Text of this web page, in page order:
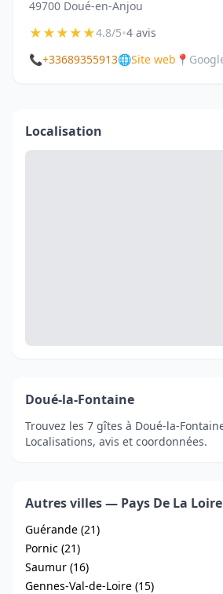
49700 Doué-en-Anjou
★★★★★4.8/5•4 avis
📞+33689355913🌐Site web 📍
Localisation
Doué-la-Fontaine
Trouvez les 7 gîtes à Doué-la-
Localisations, avis et coordonnées.
Autres villes — Pays De La Loire
Guérande (21)
Pornic (21)
Saumur (16)
Gennes-Val-de-Loire (15)